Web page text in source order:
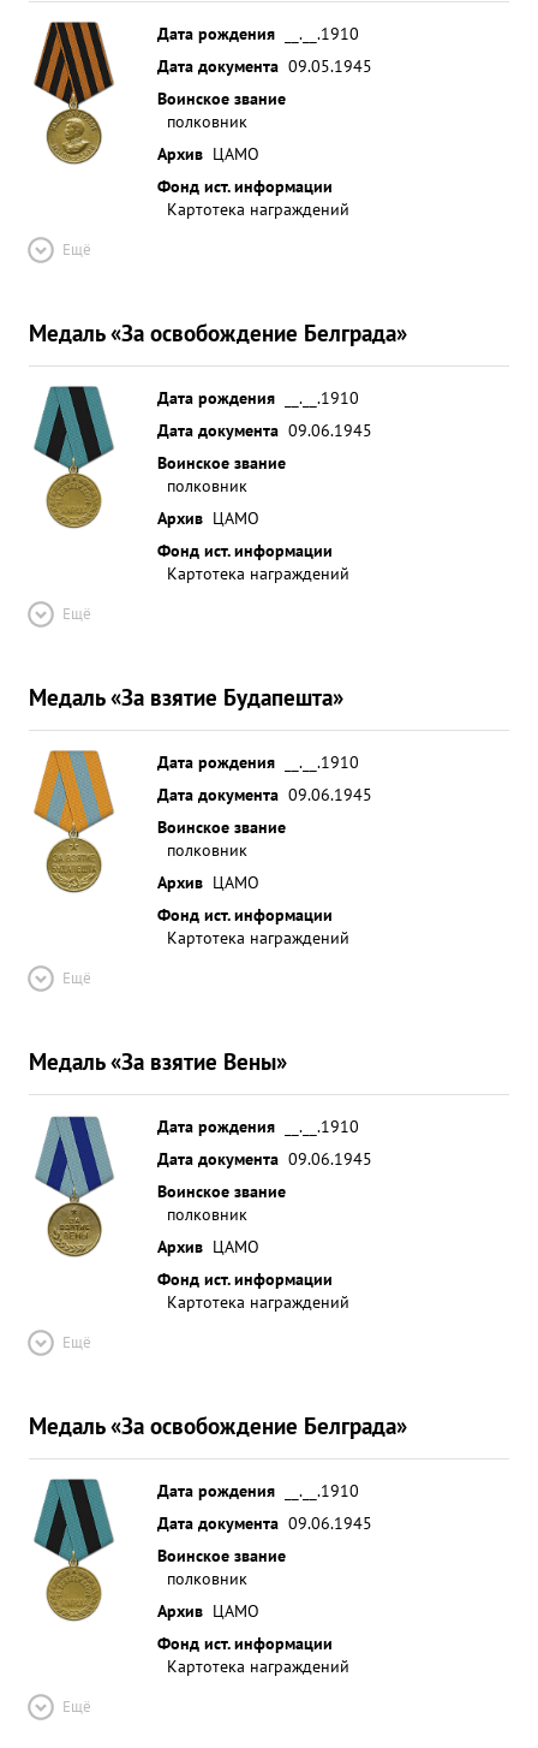
Дата рождения
__.__.1910
Дата документа 09.05.1945
Воинское звание
полковник
Архив ЦАМО
Фонд ист. информации
Картотека награждений
Ещё
Медаль «За освобождение Белграда»
Дата рождения
__.__.1910
Дата документа 09.06.1945
Воинское звание
полковник
Архив ЦАМО
Фонд ист. информации
Картотека награждений
Ещё
Медаль «За взятие Будапешта»
Дата рождения
__.__.1910
Дата документа 09.06.1945
Воинское звание
полковник
Архив ЦАМО
Фонд ист. информации
Картотека награждений
Ещё
Медаль «За взятие Вены»
Дата рождения
__.__.1910
Дата документа 09.06.1945
Воинское звание
полковник
Архив ЦАМО
Фонд ист. информации
Картотека награждений
Ещё
Медаль «За освобождение Белграда»
Дата рождения
__.__.1910
Дата документа 09.06.1945
Воинское звание
полковник
Архив ЦАМО
Фонд ист. информации
Картотека награждений
Ещё